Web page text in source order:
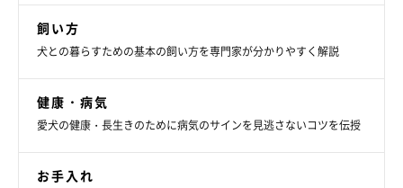
飼い方
犬との暮らすための基本の飼い方を専門家が分かりやすく解説
健康・病気
愛犬の健康・長生きのために病気のサインを見逃さないコツを伝授
お手入れ